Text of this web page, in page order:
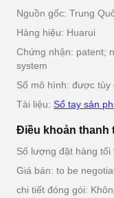
Nguồn gốc: Trung
Hàng hiệu: Huarui
Chứng nhận: patent;
system
Số mô hình: được tùy
Tài liệu: Sổ tay sản
Điều khoản thanh
Số lượng đặt hàng tối
Giá bán: to be
chi tiết đóng gói: